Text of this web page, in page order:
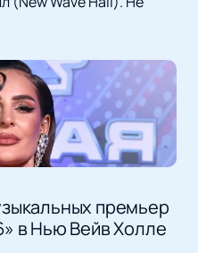
премьер
в Нью Вейв Холле